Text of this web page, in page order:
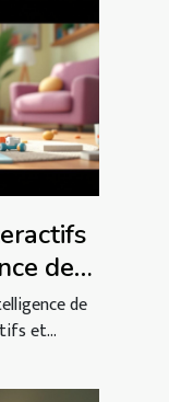
de
de
et...